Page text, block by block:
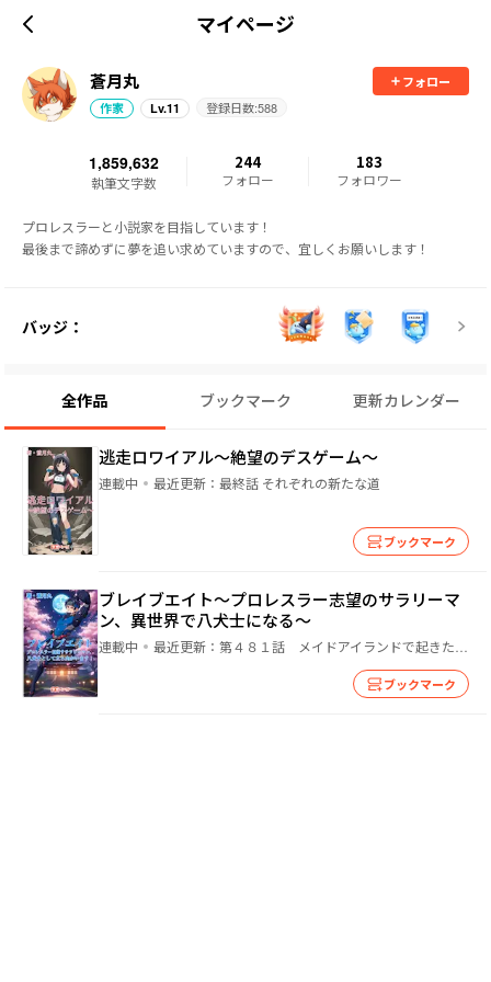
マイページ
蒼月丸
フォロー
作家
Lv.11 登録日数:588
1,859,632
執筆文字数
244
フォロー
183
フォロワー
プロレスラーと小説家を目指しています！
最後まで諦めずに夢を追い求めていますので、宜しくお願いします！
バッジ：
全作品 ブックマーク 更新カレンダー
逃走ロワイアル～絶望のデスゲーム～
連載中 最近更新： 最終話 それぞれの新たな道
ブックマーク
ブレイブエイト〜プロレスラー志望のサラリーマ
ン、異世界で八犬士になる〜
連載中 最近更新： 第４８１話 メイドアイランドで起きた事件
ブックマーク